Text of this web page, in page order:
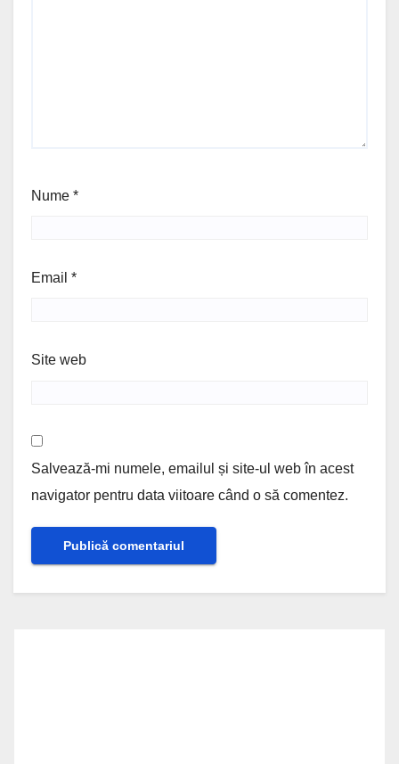
Nume *
Email *
Site web
Salvează-mi numele, emailul și site-ul web în acest
navigator pentru data viitoare când o să comentez.